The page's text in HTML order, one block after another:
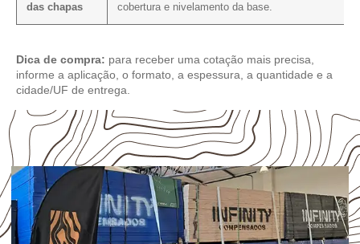
das chapas
cobertura e nivelamento da base.
Dica de compra: para receber uma cotação mais precisa,
informe a aplicação, o formato, a espessura, a quantidade e a
cidade/UF de entrega.